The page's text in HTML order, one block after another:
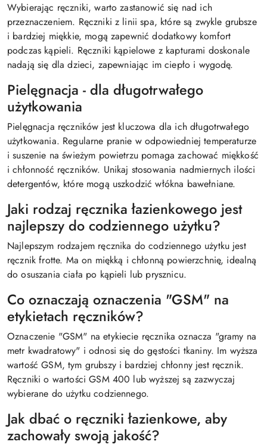
Wybierając ręczniki, warto zastanowić się nad ich
przeznaczeniem. Ręczniki z linii spa, które są zwykle grubsze
i bardziej miękkie, mogą zapewnić dodatkowy komfort
podczas kąpieli. Ręczniki kąpielowe z kapturami doskonale
nadają się dla dzieci, zapewniając im ciepło i wygodę.
Pielęgnacja - dla długotrwałego
użytkowania
Pielęgnacja ręczników jest kluczowa dla ich długotrwałego
użytkowania. Regularne pranie w odpowiedniej temperaturze
i suszenie na świeżym powietrzu pomaga zachować miękkość
i chłonność ręczników. Unikaj stosowania nadmiernych ilości
detergentów, które mogą uszkodzić włókna bawełniane.
Jaki rodzaj ręcznika łazienkowego jest
najlepszy do codziennego użytku?
Najlepszym rodzajem ręcznika do codziennego użytku jest
ręcznik frotte. Ma on miękką i chłonną powierzchnię, idealną
do osuszania ciała po kąpieli lub prysznicu.
Co oznaczają oznaczenia "GSM" na
etykietach ręczników?
Oznaczenie "GSM" na etykiecie ręcznika oznacza "gramy na
metr kwadratowy" i odnosi się do gęstości tkaniny. Im wyższa
wartość GSM, tym grubszy i bardziej chłonny jest ręcznik.
Ręczniki o wartości GSM 400 lub wyższej są zazwyczaj
wybierane do użytku codziennego.
Jak dbać o ręczniki łazienkowe, aby
zachowały swoją jakość?